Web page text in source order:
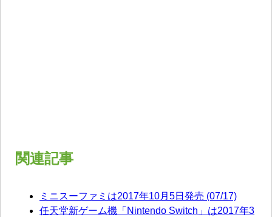
関連記事
ミニスーファミは2017年10月5日発売 (07/17)
任天堂新ゲーム機「Nintendo Switch」は2017年3